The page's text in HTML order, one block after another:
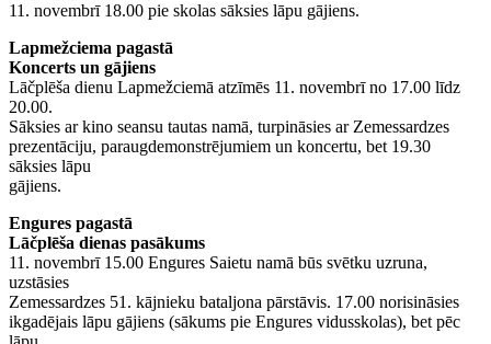
11. novembrī 18.00 pie skolas sāksies lāpu gājiens.
Lapmežciema pagastā
Koncerts un gājiens
Lāčplēša dienu Lapmežciemā atzīmēs 11. novembrī no 17.00 līdz
20.00.
Sāksies ar kino seansu tautas namā, turpināsies ar Zemessardzes
prezentāciju, paraugdemonstrējumiem un koncertu, bet 19.30
sāksies lāpu
gājiens.
Engures pagastā
Lāčplēša dienas pasākums
11. novembrī 15.00 Engures Saietu namā būs svētku uzruna,
uzstāsies
Zemessardzes 51. kājnieku bataljona pārstāvis. 17.00 norisināsies
ikgadējais lāpu gājiens (sākums pie Engures vidusskolas), bet pēc